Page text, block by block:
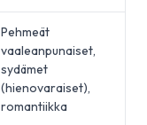
Pehmeät
vaaleanpunaiset,
sydämet
(hienovaraiset),
romantiikka